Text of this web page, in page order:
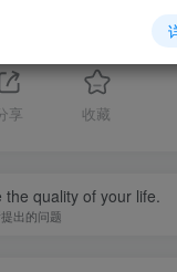
享 收藏
quality of your life.
出的问题